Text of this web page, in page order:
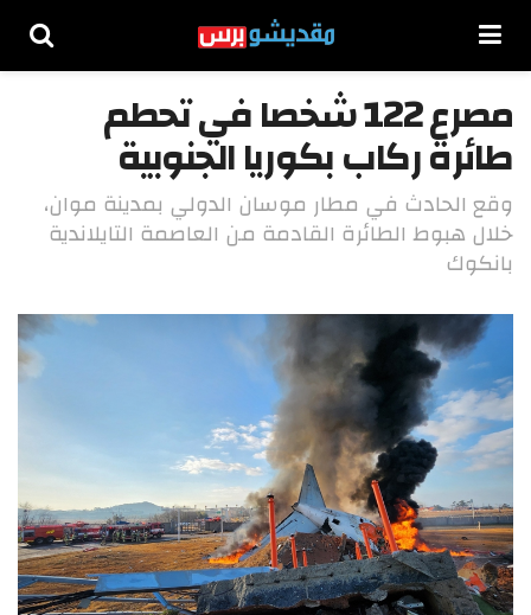
مصرع 122 شخصا في تحطم
طائرة ركاب بكوريا الجنوبية
وقع الحادث في مطار موسان الدولي بمدينة موان،
خلال هبوط الطائرة القادمة من العاصمة التايلاندية
بانكوك